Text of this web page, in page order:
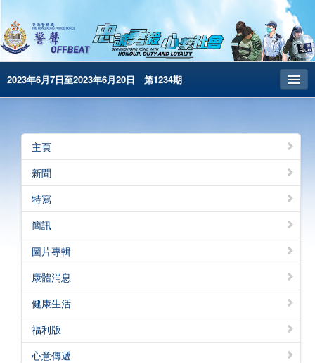
2023年6月7日至2023年6月20日 第1234期
昔日警聲
警務處主頁
简体版
English
電子書版
警聲特刊
主頁
新聞
特寫
簡訊
圖片專輯
康體消息
健康生活
福利版
心意傳遞